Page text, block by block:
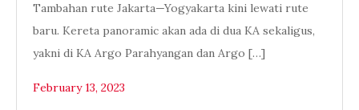
Tambahan rute Jakarta—Yogyakarta kini lewati rute
baru. Kereta panoramic akan ada di dua KA sekaligus,
yakni di KA Argo Parahyangan dan Argo […]
February 13, 2023